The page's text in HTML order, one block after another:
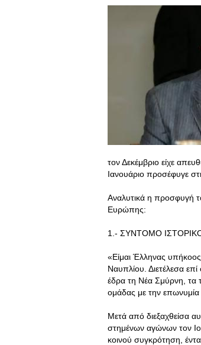
τον Δεκέμβριο είχε
Ιανουάριο προσέφυγε
Αναλυτικά η προσφυγή
Ευρώπης:
1.- ΣΥΝΤΟΜΟ
«Είμαι Έλληνας
Ναυπλίου. Διετέλεσα
έδρα τη Νέα Σμύρνη, τα
ομάδας με την
Μετά από διεξαχθείσα
στημένων αγώνων τον
κοινού συγκρότηση,